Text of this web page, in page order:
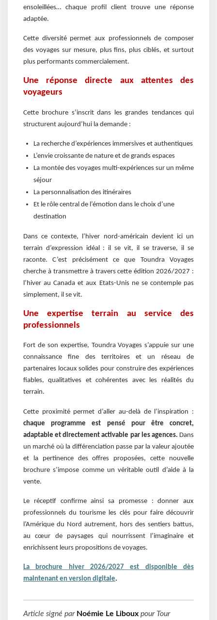
ensoleillées… chaque profil client trouve une réponse
adaptée.
Cette diversité permet aux professionnels de composer
des voyages sur mesure, plus fins, plus ciblés, et surtout
plus performants commercialement.
Une réponse directe aux attentes des
voyageurs
Cette brochure s’inscrit dans les grandes tendances qui
structurent aujourd’hui la demande :
La recherche d’expériences immersives et authentiques
L’envie croissante de nature et de grands espaces
La montée des voyages multi-expériences sur un même
séjour
La personnalisation des itinéraires
Et le rôle central de l’émotion dans le choix d’une
destination
Dans ce contexte, l’hiver nord-américain devient ici un
terrain d’expression idéal : il se vit, il se traverse, il se
raconte. C’est précisément ce que Toundra Voyages
cherche à transmettre à travers cette édition 2026/2027 :
l’hiver au Canada et aux Etats-Unis ne se contemple pas
simplement, il se vit.
Une expertise terrain au service des
professionnels
Fort de son expertise, Toundra Voyages s’appuie sur une
connaissance fine des territoires et un réseau de
partenaires locaux solides pour construire des expériences
fiables, qualitatives et cohérentes avec les réalités du
terrain.
Cette proximité permet d’aller au-delà de l’inspiration :
chaque programme est pensé pour être concret,
adaptable et directement activable par les agences. Dans
un marché où la différenciation passe par la valeur ajoutée
et la pertinence des offres proposées, cette nouvelle
brochure s’impose comme un véritable outil d’aide à la
vente.
Le réceptif confirme ainsi sa promesse : donner aux
professionnels du tourisme les clés pour faire découvrir
l’Amérique du Nord autrement, hors des sentiers battus,
au cœur de paysages qui nourrissent l’imaginaire et
enrichissent leurs propositions de voyages.
La brochure hiver 2026/2027 est disponible dès
maintenant en version digitale.
Article signé par Noémie Le Liboux pour Tour